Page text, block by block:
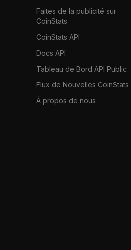
Faites de la publicité sur
CoinStats
CoinStats API
Docs API
Tableau de Bord API Public
Flux de Nouvelles CoinStats
À propos de nous